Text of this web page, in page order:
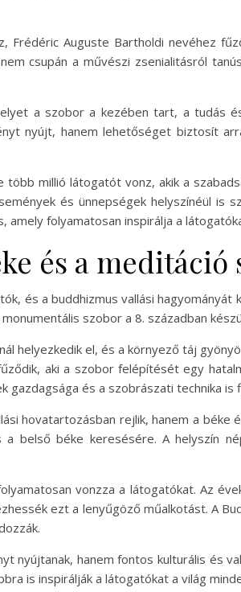
Frédéric Auguste Bartholdi nevéhez
csupán a művészi zsenialitásról
a szobor a kezében tart, a tudás
nyújt, hanem lehetőséget biztosít
millió látogatót vonz, akik a
és ünnepségek helyszínéül is
amely folyamatosan inspirálja a
és a meditáció
és a buddhizmus vallási
szobor a 8. században
helyezkedik el, és a környező táj
aki a szobor felépítését egy
gazdagsága és a szobrászati technika is
hovatartozásban rejlik, hanem a
belső béke keresésére. A helyszín
vonzza a látogatókat. Az
ezt a lenyűgöző műalkotást. A
nyújtanak, hanem fontos kulturális és
is inspirálják a látogatókat a világ